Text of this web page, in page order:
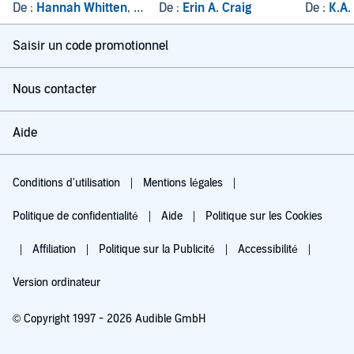
tome 1
De : Hannah Whitten, et autres
De : Erin A. Craig
in the
De :
Saisir un code promotionnel
Nous contacter
Aide
Conditions d'utilisation Mentions légales
Politique de confidentialité Aide Politique sur les Cookies
Affiliation Politique sur la Publicité Accessibilité
Version ordinateur
© Copyright 1997 - 2026 Audible GmbH